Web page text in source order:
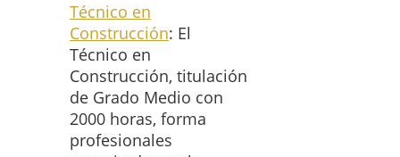
Técnico en
Construcción: El
Técnico en
Construcción, titulación
de Grado Medio con
2000 horas, forma
profesionales